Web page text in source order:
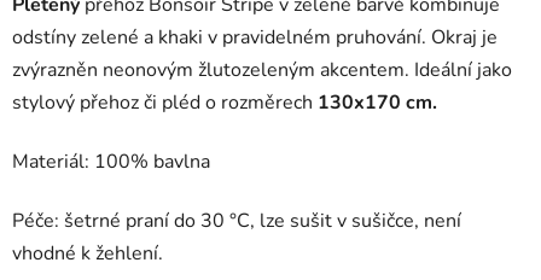
odstíny zelené a khaki v pravidelném pruhování. Okraj je
zvýrazněn neonovým žlutozeleným akcentem. Ideální jako
stylový přehoz či pléd o rozměrech 130x170 cm.
Materiál: 100% bavlna
Péče: šetrné praní do 30 °C, lze sušit v sušičce, není
vhodné k žehlení.